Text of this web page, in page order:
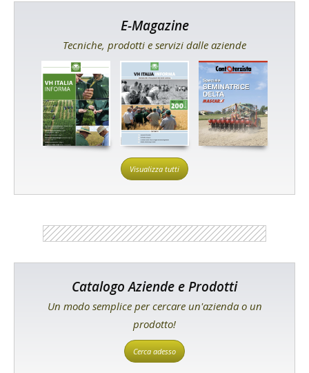
E-Magazine
Tecniche, prodotti e servizi dalle aziende
Visualizza tutti
Catalogo Aziende e Prodotti
Un modo semplice per cercare un'azienda o un
prodotto!
Cerca adesso